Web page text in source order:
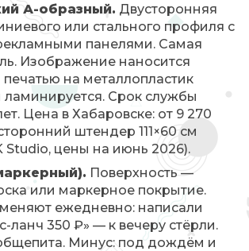
А-образный. Двусторонняя
или стального профиля с
панелями. Самая
Изображение наносится
на металлопластик
Срок службы
Цена в Хабаровске: от 9 270
штендер 111×60 см
Studio, цены на июнь 2026).
Поверхность —
или маркерное покрытие.
ежедневно: написали
ланч 350 ₽» — к вечеру стёрли.
Минус: под дождём и